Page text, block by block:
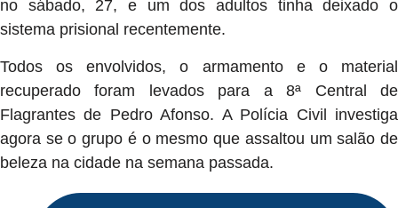
no sábado, 27, e um dos adultos tinha deixado o
sistema prisional recentemente.
Todos os envolvidos, o armamento e o material
recuperado foram levados para a 8ª Central de
Flagrantes de Pedro Afonso. A Polícia Civil investiga
agora se o grupo é o mesmo que assaltou um salão de
beleza na cidade na semana passada.